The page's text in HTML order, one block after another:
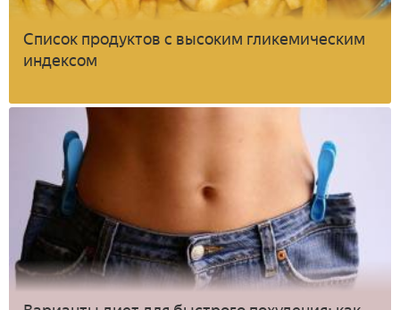
Список продуктов с высоким гликемическим
индексом